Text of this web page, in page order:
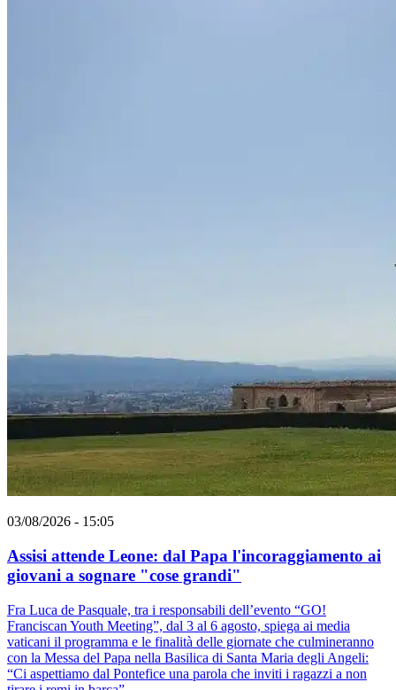
03/08/2026 - 15:05
Assisi attende Leone: dal Papa l'incoraggiamento ai
giovani a sognare "cose grandi"
Fra Luca de Pasquale, tra i responsabili dell’evento “GO!
Franciscan Youth Meeting”, dal 3 al 6 agosto, spiega ai media
vaticani il programma e le finalità delle giornate che culmineranno
con la Messa del Papa nella Basilica di Santa Maria degli Angeli:
“Ci aspettiamo dal Pontefice una parola che inviti i ragazzi a non